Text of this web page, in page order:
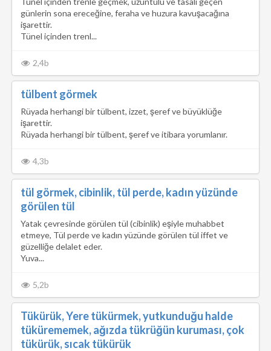
günlerin sona ereceğine, feraha ve huzura kavuşacağına
işarettir.
Tünel içinden trenl...
2,4b
tülbent görmek
Rüyada herhangi bir tülbent, izzet, şeref ve büyüklüğe
işarettir.
Rüyada herhangi bir tülbent, şeref ve itibara yorumlanır.
4,3b
tül görmek, cibinlik, tül perde, kadın yüzünde
görülen tül
Yatak çevresinde görülen tül (cibinlik) eşiyle muhabbet
etmeye, Tül perde ve kadın yüzünde görülen tül iffet ve
güzelliğe delalet eder.
Yuva...
5,2b
Tükürük, Yere tükürmek, yutkunduğu halde
tükürememek, ağızda tükrüğün kuruması, çok
tükürük, sıcak tükürük